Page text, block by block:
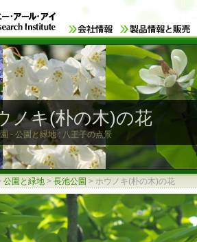
ノキ(朴の木)の花
- 公園と緑地 : 八王子の点景
公園と緑地 > 長池公園 > ホウノキ(朴の木)の花